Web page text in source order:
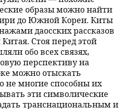
образы можно найти
до Южной Кореи. Киты
даосских рассказов
Стоя перед этой
обо всех связях,
перспективу на
можно отыскать
не многие способны их
эти символические
транснациональным и